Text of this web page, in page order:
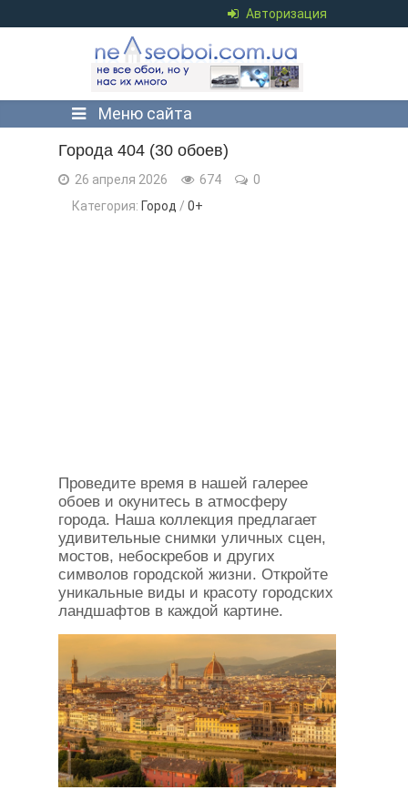
Авторизация
Меню сайта
Города 404 (30 обоев)
26 апреля 2026 674
0
Категория: Город / 0+
Проведите время в нашей галерее
обоев и окунитесь в атмосферу
города. Наша коллекция предлагает
удивительные снимки уличных сцен,
мостов, небоскребов и других
символов городской жизни. Откройте
уникальные виды и красоту городских
ландшафтов в каждой картине.